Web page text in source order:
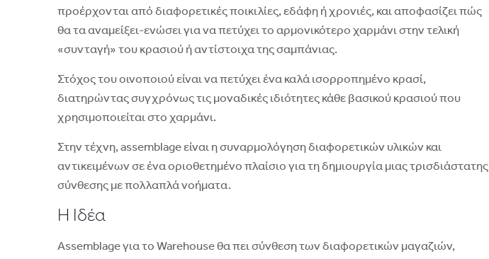
προέρχονται από διαφορετικές ποικιλίες, εδάφη ή χρονιές, και αποφασίζει πώς
θα τα αναμείξει-ενώσει για να πετύχει το αρμονικότερο χαρμάνι στην τελική
«συνταγή» του κρασιού ή αντίστοιχα της σαμπάνιας.
Στόχος του οινοποιού είναι να πετύχει ένα καλά ισορροπημένο κρασί,
διατηρώντας συγχρόνως τις μοναδικές ιδιότητες κάθε βασικού κρασιού που
χρησιμοποιείται στο χαρμάνι.
Στην τέχνη, assemblage είναι η συναρμολόγηση διαφορετικών υλικών και
αντικειμένων σε ένα οριοθετημένο πλαίσιο για τη δημιουργία μιας τρισδιάστατης
σύνθεσης με πολλαπλά νοήματα.
Η Iδέα
Assemblage για το Warehouse θα πει σύνθεση των διαφορετικών μαγαζιών,